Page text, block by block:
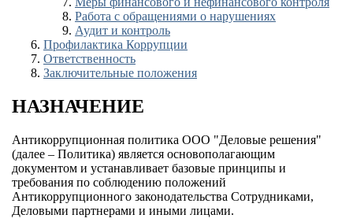
Работа с обращениями о нарушениях
Аудит и контроль
Профилактика Коррупции
Ответственность
Заключительные положения
НАЗНАЧЕНИЕ
Антикоррупционная политика ООО "Деловые решения"
(далее – Политика) является основополагающим
документом и устанавливает базовые принципы и
требования по соблюдению положений
Антикоррупционного законодательства Сотрудниками,
Деловыми партнерами и иными лицами.